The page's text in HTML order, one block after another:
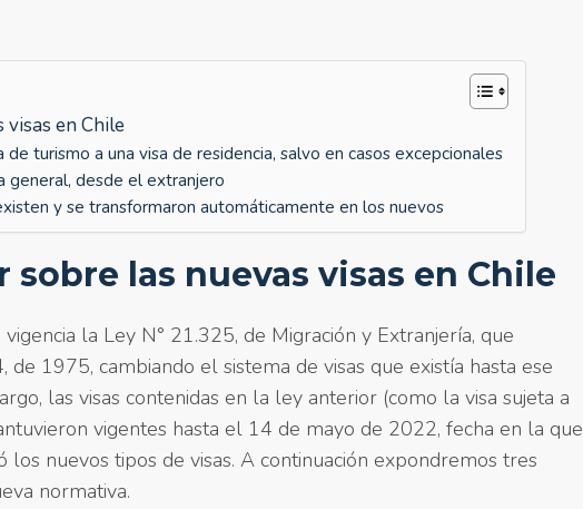
visas en Chile
de turismo a una visa de residencia, salvo en casos excepcionales
general, desde el extranjero
y se transformaron automáticamente en los nuevos
sobre las nuevas visas en Chile
la Ley N° 21.325, de Migración y Extranjería, que
1975, cambiando el sistema de visas que existía hasta ese
las visas contenidas en la ley anterior (como la visa sujeta a
vigentes hasta el 14 de mayo de 2022, fecha en la que
nuevos tipos de visas. A continuación expondremos tres
normativa.